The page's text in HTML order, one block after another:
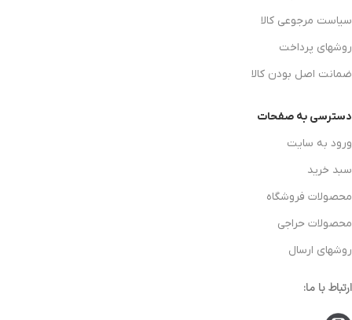
سیاست مرجوعی کالا
روشهای پرداخت
ضمانت اصل بودن کالا
دسترسی به صفحات
ورود به سایت
سبد خرید
محصولات فروشگاه
محصولات حراجی
روشهای ارسال
ارتباط با ما: